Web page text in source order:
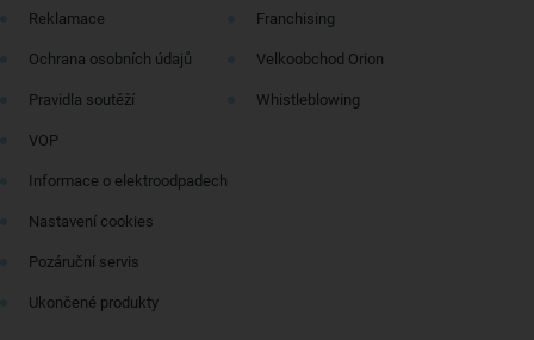
Reklamace
Ochrana osobních údajů
Pravidla soutěží
VOP
Informace o elektroodpadech
Nastavení cookies
Pozáruční servis
Ukončené produkty
Franchising
Velkoobchod Orion
Whistleblowing